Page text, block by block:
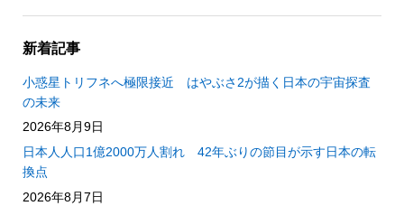
新着記事
小惑星トリフネへ極限接近 はやぶさ2が描く日本の宇宙探査
の未来
2026年8月9日
日本人人口1億2000万人割れ 42年ぶりの節目が示す日本の転
換点
2026年8月7日